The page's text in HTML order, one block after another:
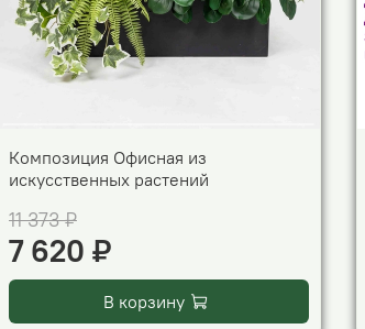
Композиция Офисная из
искусственных растений
11 373 ₽
7 620 ₽
В корзину